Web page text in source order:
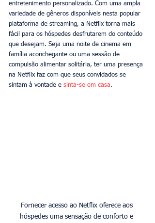
entretenimento personalizado. Com uma ampla
variedade de gêneros disponíveis nesta popular
plataforma de streaming, a Netflix torna mais
fácil para os hóspedes desfrutarem do conteúdo
que desejam. Seja uma noite de cinema em
família aconchegante ou uma sessão de
compulsão alimentar solitária, ter uma presença
na Netflix faz com que seus convidados se
sintam à vontade e sinta-se em casa.
Fornecer acesso ao Netflix oferece aos
hóspedes uma sensação de conforto e